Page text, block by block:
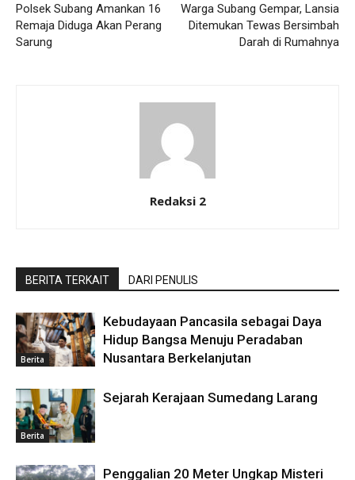
Polsek Subang Amankan 16
Remaja Diduga Akan Perang
Sarung
Warga Subang Gempar, Lansia
Ditemukan Tewas Bersimbah
Darah di Rumahnya
Redaksi 2
BERITA TERKAIT DARI PENULIS
Berita
Kebudayaan Pancasila sebagai Daya
Hidup Bangsa Menuju Peradaban
Nusantara Berkelanjutan
Berita
Sejarah Kerajaan Sumedang Larang
Penggalian 20 Meter Ungkap Misteri